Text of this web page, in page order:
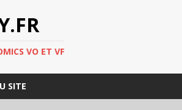
VO ET VF
SITE